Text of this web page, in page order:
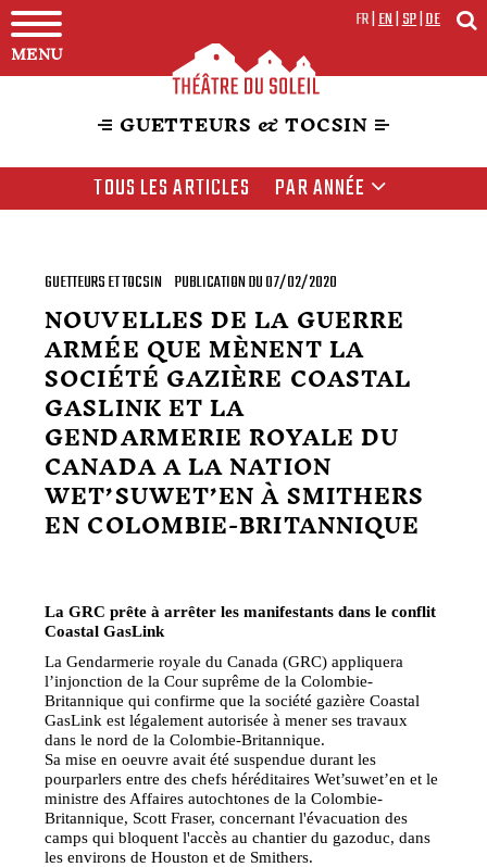
MENU
FR|EN|SP|DE
GUETTEURS & TOCSIN
TOUS LES ARTICLES PAR ANNÉE
GUETTEURS ET TOCSIN PUBLICATION DU 07/02/2020
NOUVELLES DE LA GUERRE
ARMÉE QUE MÈNENT LA
SOCIÉTÉ GAZIÈRE COASTAL
GASLINK ET LA
GENDARMERIE ROYALE DU
CANADA A LA NATION
WET’SUWET’EN À SMITHERS
EN COLOMBIE-BRITANNIQUE
La GRC prête à arrêter les manifestants dans le conflit
Coastal GasLink
La Gendarmerie royale du Canada (GRC) appliquera
l’injonction de la Cour suprême de la Colombie-
Britannique qui confirme que la société gazière Coastal
GasLink est légalement autorisée à mener ses travaux
dans le nord de la Colombie-Britannique.
Sa mise en oeuvre avait été suspendue durant les
pourparlers entre des chefs héréditaires Wet’suwet’en et le
ministre des Affaires autochtones de la Colombie-
Britannique, Scott Fraser, concernant l'évacuation des
camps qui bloquent l'accès au chantier du gazoduc, dans
les environs de Houston et de Smithers.